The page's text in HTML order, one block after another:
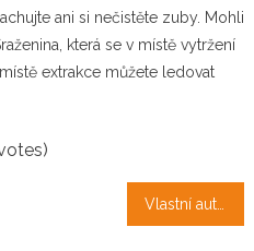
ani si nečistěte zuby. Mohli
která se v místě vytržení
extrakce můžete ledovat
Vlastní auto je skvělé